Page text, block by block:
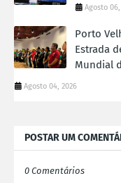
Agosto
Porto
Estrada
Mundial
Agosto 04, 2026
POSTAR UM
0 Comentários